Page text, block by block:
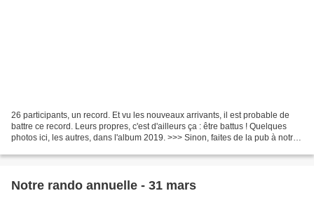
26 participants, un record. Et vu les nouveaux arrivants, il est probable de
battre ce record. Leurs propres, c'est d'ailleurs ça : être battus ! Quelques
photos ici, les autres, dans l'album 2019. >>> Sinon, faites de la pub à notre
Notre rando annuelle - 31 mars